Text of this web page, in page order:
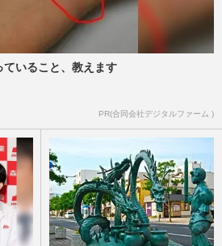
いること、教えます
PR(合同会社デジタルファーム )